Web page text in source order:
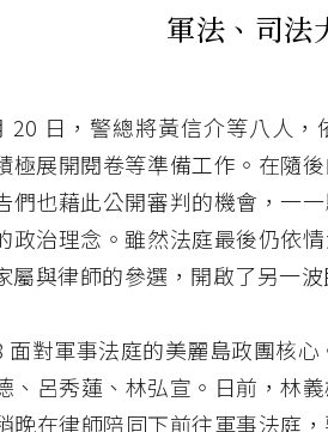
軍法、司法
20 日，警總將黃信介等八人
極展開閱卷等準備工作。在隨
們也藉此公開審判的機會，一
政治理念。雖然法庭最後仍依
屬與律師的參選，開啟了另一波